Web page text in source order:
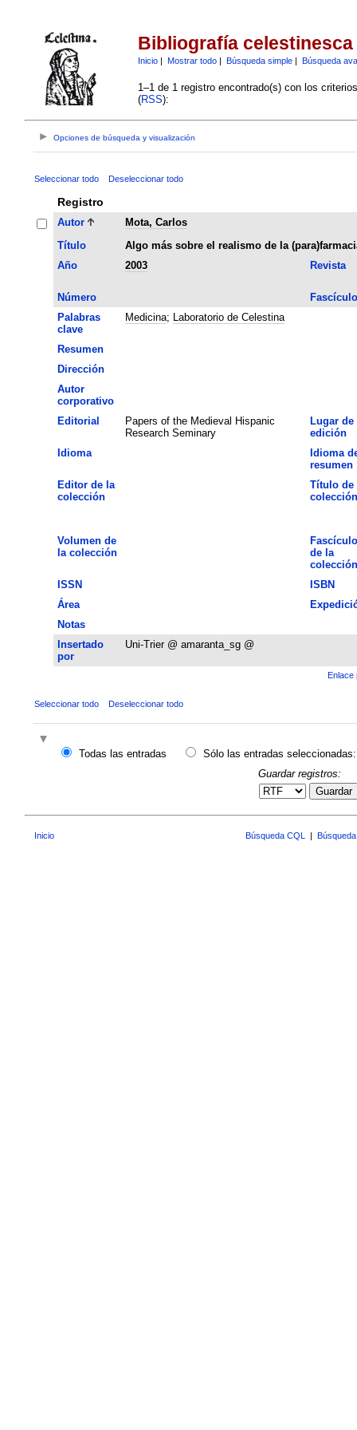
Bibliografía celestinesca
Inicio| Mostrar todo| Búsqueda simple| Búsqueda
1–1 de 1 registro encontrado(s) con los
(RSS):
Opciones de búsqueda y visualización
Seleccionar todo Deseleccionar todo
Registro
Autor
Mota, Carlos
Título
Algo más sobre el realismo de la
Año
2003 Revista
Número
Fascículo
Palabras
clave
Medicina; Laboratorio de Celestina
Resumen
Dirección
Autor
corporativo
Editorial
Papers of the Medieval Hispanic
Research Seminary
Lugar de
edición
Idioma
Idioma
resumen
Editor de la
colección
Título de
colección
Volumen de
la colección
Fascículo
de la
colección
ISSN
ISBN
Área
Notas
Insertado
por
Uni-Trier @ amaranta_sg @
Enlace
Seleccionar todo Deseleccionar todo
Todas las entradas
Sólo las entradas seleccionadas:
Guardar registros:
Guardar
Inicio Búsqueda CQL